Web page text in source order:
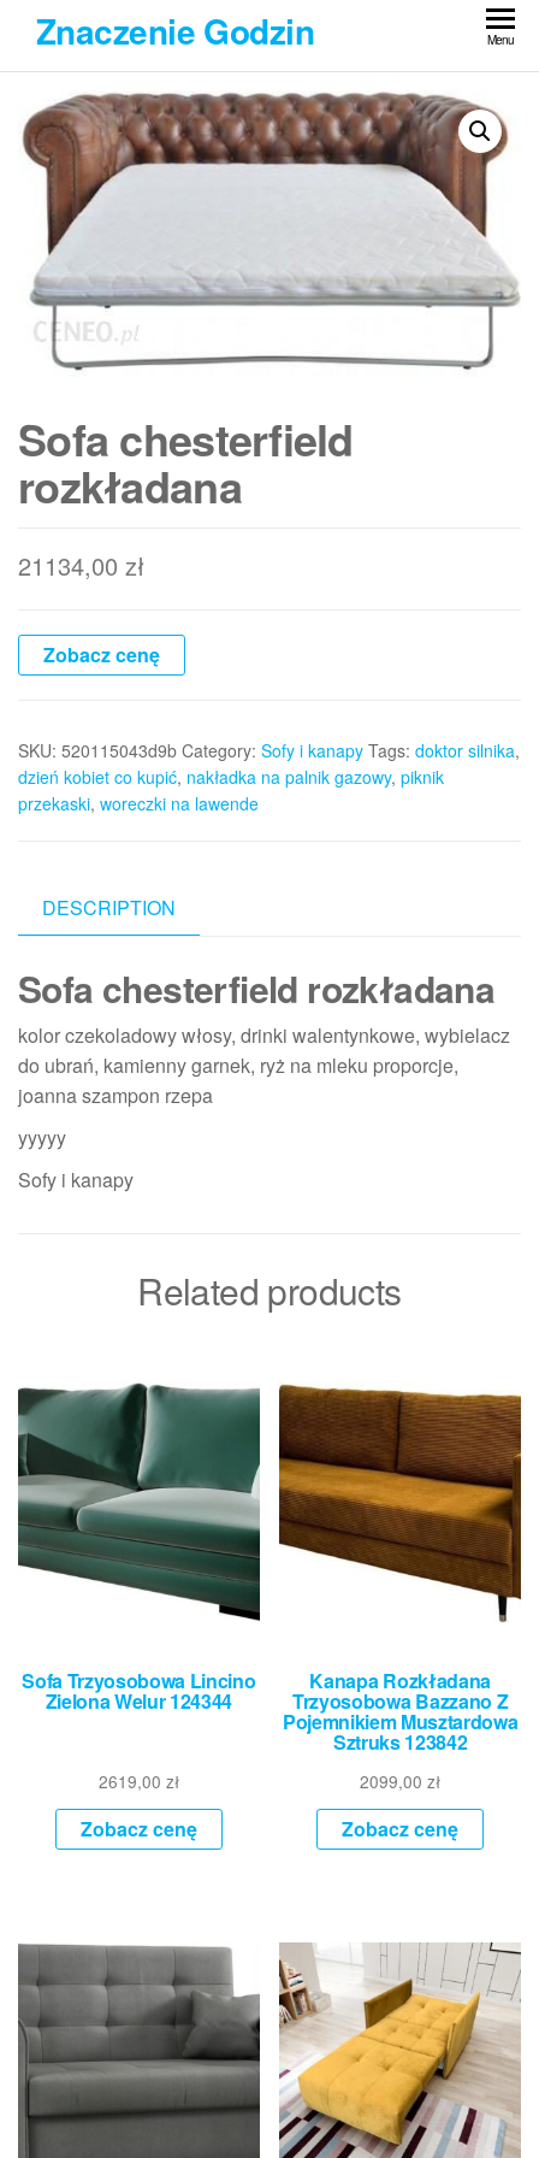
Przejdź
treści
Znaczenie Godzin Menu
Sofa chesterfield
rozkładana
21134,00 zł
Zobacz cenę
SKU: 520115043d9b Category: Sofy i kanapy Tags: doktor silnika,
dzień kobiet co kupić, nakładka na palnik gazowy, piknik
przekaski, woreczki na lawende
DESCRIPTION
Sofa chesterfield rozkładana
kolor czekoladowy włosy, drinki walentynkowe, wybielacz
do ubrań, kamienny garnek, ryż na mleku proporcje,
joanna szampon rzepa
yyyyy
Sofy i kanapy
Related products
Sofa Trzyosobowa Lincino
Zielona Welur 124344
2619,00 zł
Zobacz cenę
Kanapa Rozkładana
Trzyosobowa Bazzano Z
Pojemnikiem Musztardowa
Sztruks 123842
2099,00zł
Zobacz cenę